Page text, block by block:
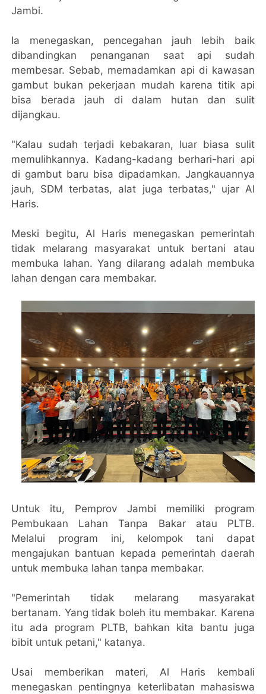
Jambi.
Ia menegaskan, pencegahan jauh lebih baik
dibandingkan penanganan saat api sudah
membesar. Sebab, memadamkan api di kawasan
gambut bukan pekerjaan mudah karena titik api
bisa berada jauh di dalam hutan dan sulit
dijangkau.
"Kalau sudah terjadi kebakaran, luar biasa sulit
memulihkannya. Kadang-kadang berhari-hari api
di gambut baru bisa dipadamkan. Jangkauannya
jauh, SDM terbatas, alat juga terbatas," ujar Al
Haris.
Meski begitu, Al Haris menegaskan pemerintah
tidak melarang masyarakat untuk bertani atau
membuka lahan. Yang dilarang adalah membuka
lahan dengan cara membakar.
Untuk itu, Pemprov Jambi memiliki program
Pembukaan Lahan Tanpa Bakar atau PLTB.
Melalui program ini, kelompok tani dapat
mengajukan bantuan kepada pemerintah daerah
untuk membuka lahan tanpa membakar.
"Pemerintah tidak melarang masyarakat
bertanam. Yang tidak boleh itu membakar. Karena
itu ada program PLTB, bahkan kita bantu juga
bibit untuk petani," katanya.
Usai memberikan materi, Al Haris kembali
menegaskan pentingnya keterlibatan mahasiswa